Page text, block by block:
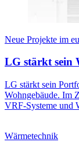
Neue Projekte im
LG stärkt sein
LG stärkt sein
Wohngebäude. Im
VRF-Systeme und
Wärmetechnik